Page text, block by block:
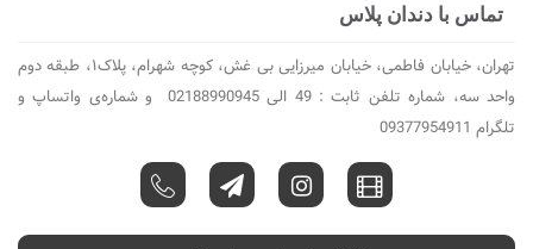
تماس با دندان پلاس
تهران، خیابان فاطمی، خیابان میرزایی بی غش، کوچه شهرام، پلاک۱، طبقه دوم
واحد سه، شماره تلفن ثابت : 49 الی 02188990945 و شماره‌ی واتساپ و
تلگرام 09377954911